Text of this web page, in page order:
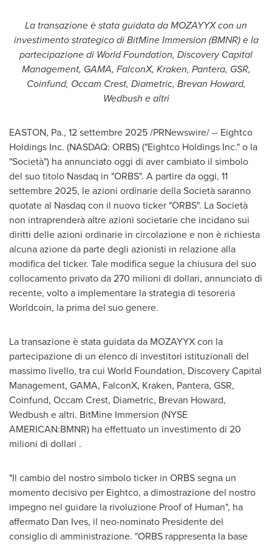
La transazione è stata guidata da MOZAYYX con un
investimento strategico di BitMine Immersion (BMNR) e la
partecipazione di World Foundation, Discovery Capital
Management, GAMA, FalconX, Kraken, Pantera, GSR,
Coinfund, Occam Crest, Diametric, Brevan Howard,
Wedbush e altri
EASTON, Pa., 12 settembre 2025/PRNewswire/ -- Eightco
Holdings Inc. (NASDAQ: ORBS) ("Eightco Holdings Inc." o la
"Società") ha annunciato oggi di aver cambiato il simbolo
del suo titolo Nasdaq in "ORBS". A partire da oggi, 11
settembre 2025, le azioni ordinarie della Società saranno
quotate al Nasdaq con il nuovo ticker "ORBS". La Società
non intraprenderà altre azioni societarie che incidano sui
diritti delle azioni ordinarie in circolazione e non è richiesta
alcuna azione da parte degli azionisti in relazione alla
modifica del ticker. Tale modifica segue la chiusura del suo
collocamento privato da 270 milioni di dollari, annunciato di
recente, volto a implementare la strategia di tesoreria
Worldcoin, la prima del suo genere.
La transazione è stata guidata da MOZAYYX con la
partecipazione di un elenco di investitori istituzionali del
massimo livello, tra cui World Foundation, Discovery Capital
Management, GAMA, FalconX, Kraken, Pantera, GSR,
Coinfund, Occam Crest, Diametric, Brevan Howard,
Wedbush e altri. BitMine Immersion (NYSE
AMERICAN:BMNR) ha effettuato un investimento di 20
milioni di dollari .
"Il cambio del nostro simbolo ticker in ORBS segna un
momento decisivo per Eightco, a dimostrazione del nostro
impegno nel guidare la rivoluzione Proof of Human", ha
affermato Dan Ives, il neo-nominato Presidente del
consiglio di amministrazione. "ORBS rappresenta la base